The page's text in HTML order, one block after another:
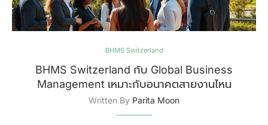
BHMS Switzerland
BHMS Switzerland กับ Global Business
Management เหมาะกับอนาคตสายงานไหน
Written By Parita Moon